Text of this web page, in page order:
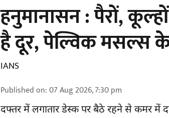
हनुमानासन : पैरों,
है दूर, पेल्विक मसल्स
IANS
Published on:07 Aug 2026, 7:30 pm
दफ्तर में लगातार डेस्क पर बैठे रहने सेकमर में